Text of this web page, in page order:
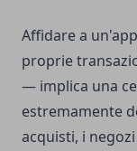
Affidare a
proprie
— implica una
estremamente
acquisti, i